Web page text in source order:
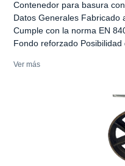
Contenedor para basura
Datos Generales Fabricado
Cumple con la norma EN
Fondo reforzado Posibilidad
Ver más